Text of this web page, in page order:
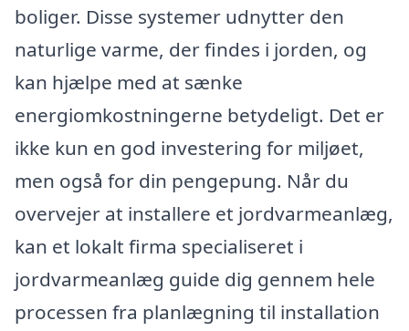
boliger. Disse systemer udnytter den
naturlige varme, der findes i jorden, og
kan hjælpe med at sænke
energiomkostningerne betydeligt. Det er
ikke kun en god investering for miljøet,
men også for din pengepung. Når du
overvejer at installere et jordvarmeanlæg,
kan et lokalt firma specialiseret i
jordvarmeanlæg guide dig gennem hele
processen fra planlægning til installation